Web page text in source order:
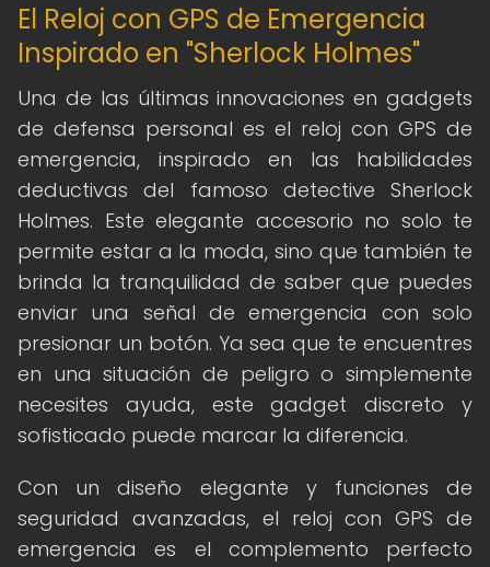
El Reloj con GPS de Emergencia
Inspirado en "Sherlock Holmes"
Una de las últimas innovaciones en gadgets
de defensa personal es el reloj con GPS de
emergencia, inspirado en las habilidades
deductivas del famoso detective Sherlock
Holmes. Este elegante accesorio no solo te
permite estar a la moda, sino que también te
brinda la tranquilidad de saber que puedes
enviar una señal de emergencia con solo
presionar un botón. Ya sea que te encuentres
en una situación de peligro o simplemente
necesites ayuda, este gadget discreto y
sofisticado puede marcar la diferencia.
Con un diseño elegante y funciones de
seguridad avanzadas, el reloj con GPS de
emergencia es el complemento perfecto